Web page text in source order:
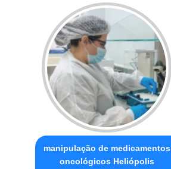
manipulação de medicamentos
oncológicos Heliópolis